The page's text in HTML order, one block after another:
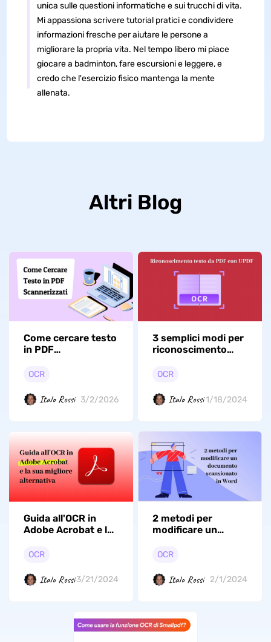
unica sulle questioni informatiche e sui trucchi di vita.
Mi appassiona scrivere tutorial pratici e condividere
informazioni fresche per aiutare le persone a
migliorare la propria vita. Nel tempo libero mi piace
giocare a badminton, fare escursioni e leggere, e
credo che l'esercizio fisico mantenga la mente
allenata.
Altri Blog
Come cercare testo
in PDF
Guida veloce e
OCR
Italo Rossi 3/2/2026
3 semplici modi per
riconoscimento
OCR
Italo Rossi1/18/2024
Guida all'OCR in
Adobe Acrobat e la
alternativa
OCR
Italo Rossi3/21/2024
2 metodi per
modificare un
scansionato in
OCR
Italo Rossi 2/1/2024